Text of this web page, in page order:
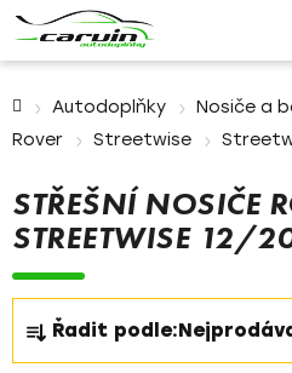
Autodoplňky Nosiče a
Rover
Streetwise
STŘEŠNÍ NOSIČE
STREETWISE
Ř
a
Řadit podle: